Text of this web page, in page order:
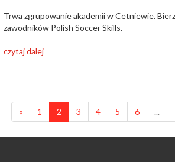
Trwa zgrupowanie akademii w Cetniewie.
zawodników Polish Soccer Skills.
czytaj dalej
« 1 2 3 4 5 6 ...